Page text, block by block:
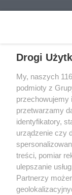
Reklama
Dołącz do
Drogi
My, naszych
podmioty z
przechowujemy
przetwarzamy
identyfikatory,
urządzenie czy
treści, pomiar
ulepszanie
Partnerzy